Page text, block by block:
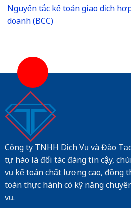
Nguyến tắc kế toán giao dịch
doanh (BCC)
Công ty TNHH Dịch Vụ và Đào
tự hào là đối tác đáng tin cậy,
vụ kế toán chất lượng cao, đồng
toán thực hành có kỹ năng
vụ.